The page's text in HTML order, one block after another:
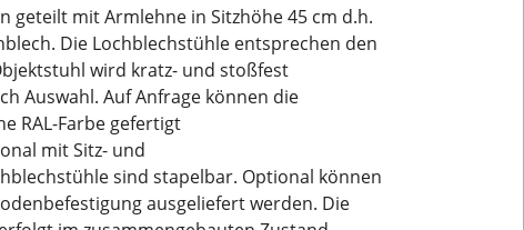
geteilt mit Armlehne in Sitzhöhe 45 cm d.h.
Die Lochblechstühle entsprechen den
wird kratz- und stoßfest
Auswahl. Auf Anfrage können die
RAL-Farbe gefertigt
mit Sitz- und
sind stapelbar. Optional können
ausgeliefert werden. Die